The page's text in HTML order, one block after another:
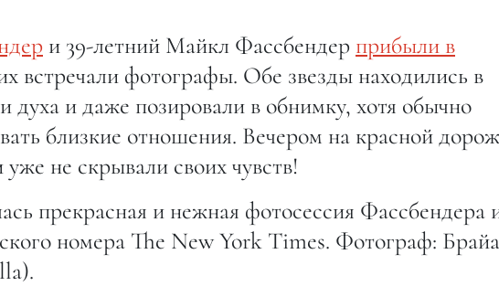
и 39-летний Майкл Фассбендер прибыли в
встречали фотографы. Обе звезды находились в
духа и даже позировали в обнимку, хотя обычно
близкие отношения. Вечером на красной
не скрывали своих чувств!
прекрасная и нежная фотосессия Фассбендера
номера The New York Times. Фотограф: